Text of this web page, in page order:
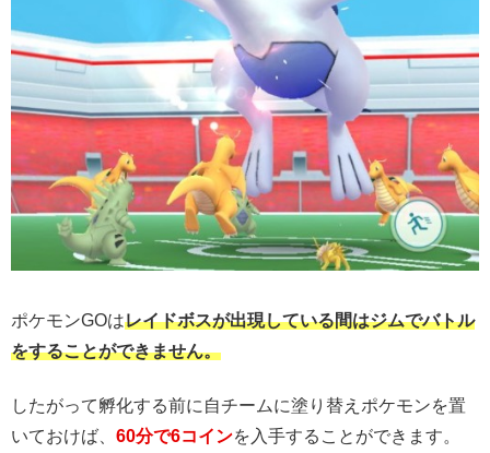
ポケモンGOはレイドボスが出現している間はジムでバトル
をすることができません。
したがって孵化する前に自チームに塗り替えポケモンを置
いておけば、 60分で6コインを入手することができます。